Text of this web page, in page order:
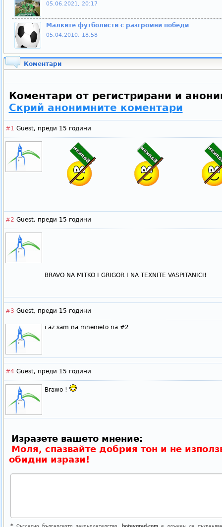
05.06.2021, 20:17
Малките футболисти с разгромни победи
05.04.2010, 18:58
Коментари
Коментари от регистрирани и
Скрий анонимните коментари
#1 Guest, преди 15 години
#2 Guest, преди 15 години
BRAVO NA MITKO I GRIGOR I NA TEXNITE VASPITANICI!
#3 Guest, преди 15 години
i az sam na mnenieto na #2
#4 Guest, преди 15 години
Brawo !
Изразете вашето мнение:
Моля, спазвайте добрия тон и не
обидни изрази!